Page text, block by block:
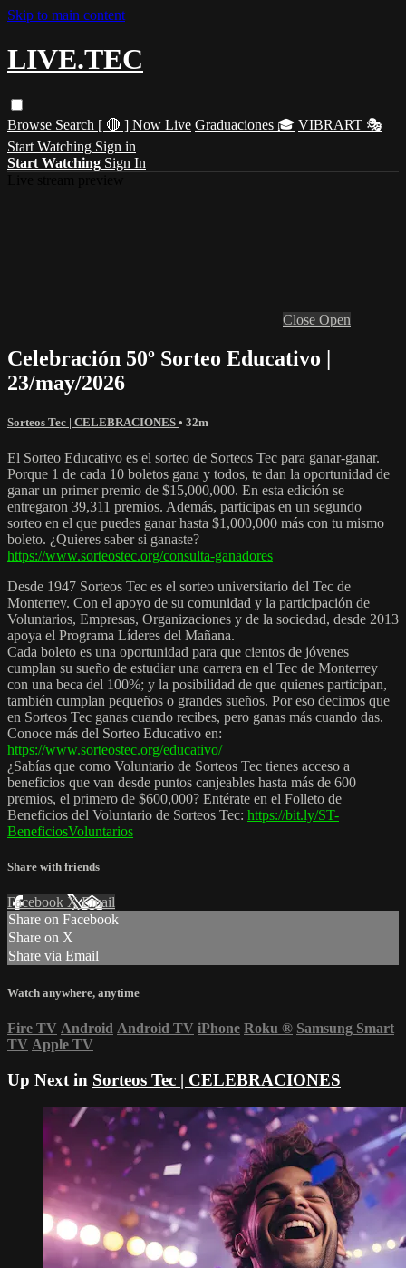
Skip to main content
LIVE.TEC
Browse Search [ 🔴 ] Now Live Graduaciones 🎓 VIBRART 🎭
Start Watching Sign in
Start Watching Sign In
Close Open
Celebración 50º Sorteo Educativo |
23/may/2026
Sorteos Tec | CELEBRACIONES • 32m
El Sorteo Educativo es el sorteo de Sorteos Tec para ganar-ganar.
Porque 1 de cada 10 boletos gana y todos, te dan la oportunidad de
ganar un primer premio de $15,000,000. En esta edición se
entregaron 39,311 premios. Además, participas en un segundo
sorteo en el que puedes ganar hasta $1,000,000 más con tu mismo
boleto. ¿Quieres saber si ganaste?
https://www.sorteostec.org/consulta-ganadores
Desde 1947 Sorteos Tec es el sorteo universitario del Tec de
Monterrey. Con el apoyo de su comunidad y la participación de
Voluntarios, Empresas, Organizaciones y de la sociedad, desde 2013
apoya el Programa Líderes del Mañana.
Cada boleto es una oportunidad para que cientos de jóvenes
cumplan su sueño de estudiar una carrera en el Tec de Monterrey
con una beca del 100%; y la posibilidad de que quienes participan,
también cumplan pequeños o grandes sueños. Por eso decimos que
en Sorteos Tec ganas cuando recibes, pero ganas más cuando das.
Conoce más del Sorteo Educativo en:
https://www.sorteostec.org/educativo/
¿Sabías que como Voluntario de Sorteos Tec tienes acceso a
beneficios que van desde puntos canjeables hasta más de 600
premios, el primero de $600,000? Entérate en el Folleto de
Beneficios del Voluntario de Sorteos Tec: https://bit.ly/ST-
BeneficiosVoluntarios
Share with friends
Facebook XEmail
Share on Facebook
Share on X
Share via Email
Watch anywhere, anytime
Fire TV Android Android TV iPhone Roku ® Samsung Smart
TV Apple TV
Up Next in Sorteos Tec | CELEBRACIONES